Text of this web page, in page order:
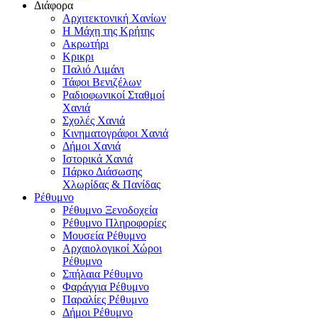
Διάφορα
Αρχιτεκτονική Χανίων
Η Μάχη της Κρήτης
Ακρωτήρι
Κρικρι
Παλιό Λιμάνι
Τάφοι Βενιζέλων
Ραδιοφωνικοί Σταθμοί
Χανιά
Σχολές Χανιά
Κινηματογράφοι Χανιά
Δήμοι Χανιά
Ιστορικά Χανιά
Πάρκο Διάσωσης
Χλωρίδας & Πανίδας
Ρέθυμνο
Ρέθυμνο Ξενοδοχεία
Ρέθυμνο Πληροφορίες
Μουσεία Ρέθυμνο
Αρχαιολογικοί Χώροι
Ρέθυμνο
Σπήλαια Ρέθυμνο
Φαράγγια Ρέθυμνο
Παραλίες Ρέθυμνο
Δήμοι Ρέθυμνο